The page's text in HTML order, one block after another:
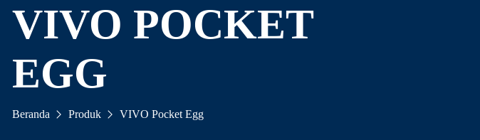
VIVO POCKET
EGG
Beranda Produk VIVO Pocket Egg